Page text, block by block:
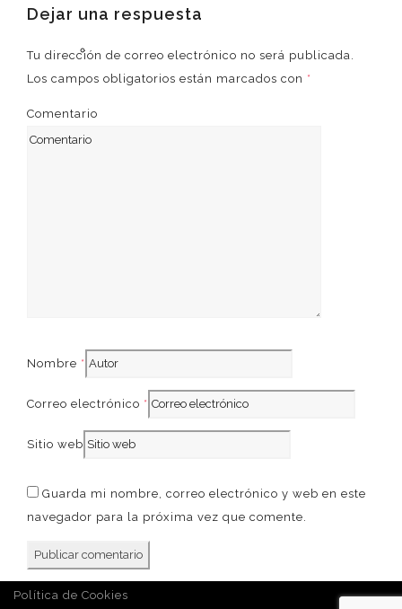
English
Dejar una respuesta
Tu dirección de correo electrónico no será publicada.
Los campos obligatorios están marcados con *
Comentario
Nombre *
Correo electrónico *
Sitio web
Guarda mi nombre, correo electrónico y web en este
navegador para la próxima vez que comente.
Política de Cookies